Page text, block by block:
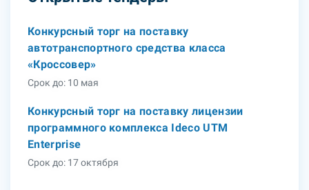
Конкурсный торг на поставку
автотранспортного средства класса
«Кроссовер»
Срок до: 10 мая
Конкурсный торг на поставку лицензии
программного комплекса Ideco UTM
Enterprise
Срок до: 17 октября